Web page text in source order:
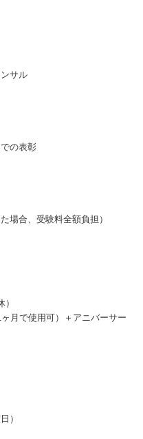
サル
の表彰
場合、受験料全額負担）
月で使用可）＋アニバーサー
）